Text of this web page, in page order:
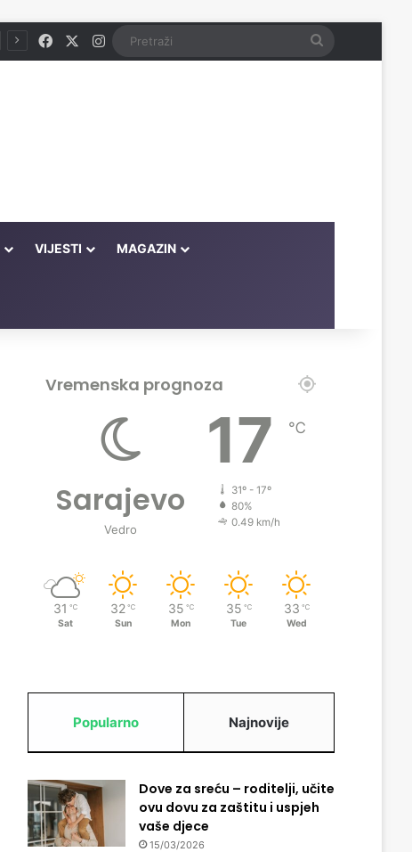
FacebookInstagram Pretraži
VIJESTI MAGAZIN
Vremenska prognoza
Sarajevo
Vedro
17 ℃
31º - 17º
80%
0.49 km/h
31 ℃
Sat
32 ℃
Sun
35 ℃
Mon
35 ℃
Tue
33 ℃
Wed
Popularno Najnovije
Dove za sreću – roditelji, učite
ovu dovu za zaštitu i uspjeh
vaše djece
15/03/2026